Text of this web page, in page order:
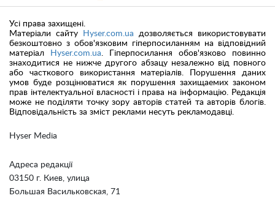
Hyser Media
Адреса редакції
03150 г. Киев, улица
Большая Васильковская, 71
Усі права захищені.
Матеріали сайту
Hyser.com.ua дозволяється використовувати
безкоштовно з обов'язковим гіперпосиланням на відповідний
матеріал
Hyser.com.ua . Гіперпосилання обов'язково повинно
знаходитися не нижче другого абзацу незалежно від повного
або часткового використання матеріалів. Порушення даних
умов буде розцінюватися як порушення захищаемих законом
прав інтелектуальної власності і права на інформацію. Редакція
може не поділяти точку зору авторів статей та авторів блогів.
Відповідальність за зміст реклами несуть рекламодавці.